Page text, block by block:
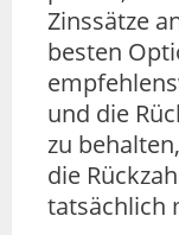
Zinssätze
besten
und die
zu
die
tatsächlich